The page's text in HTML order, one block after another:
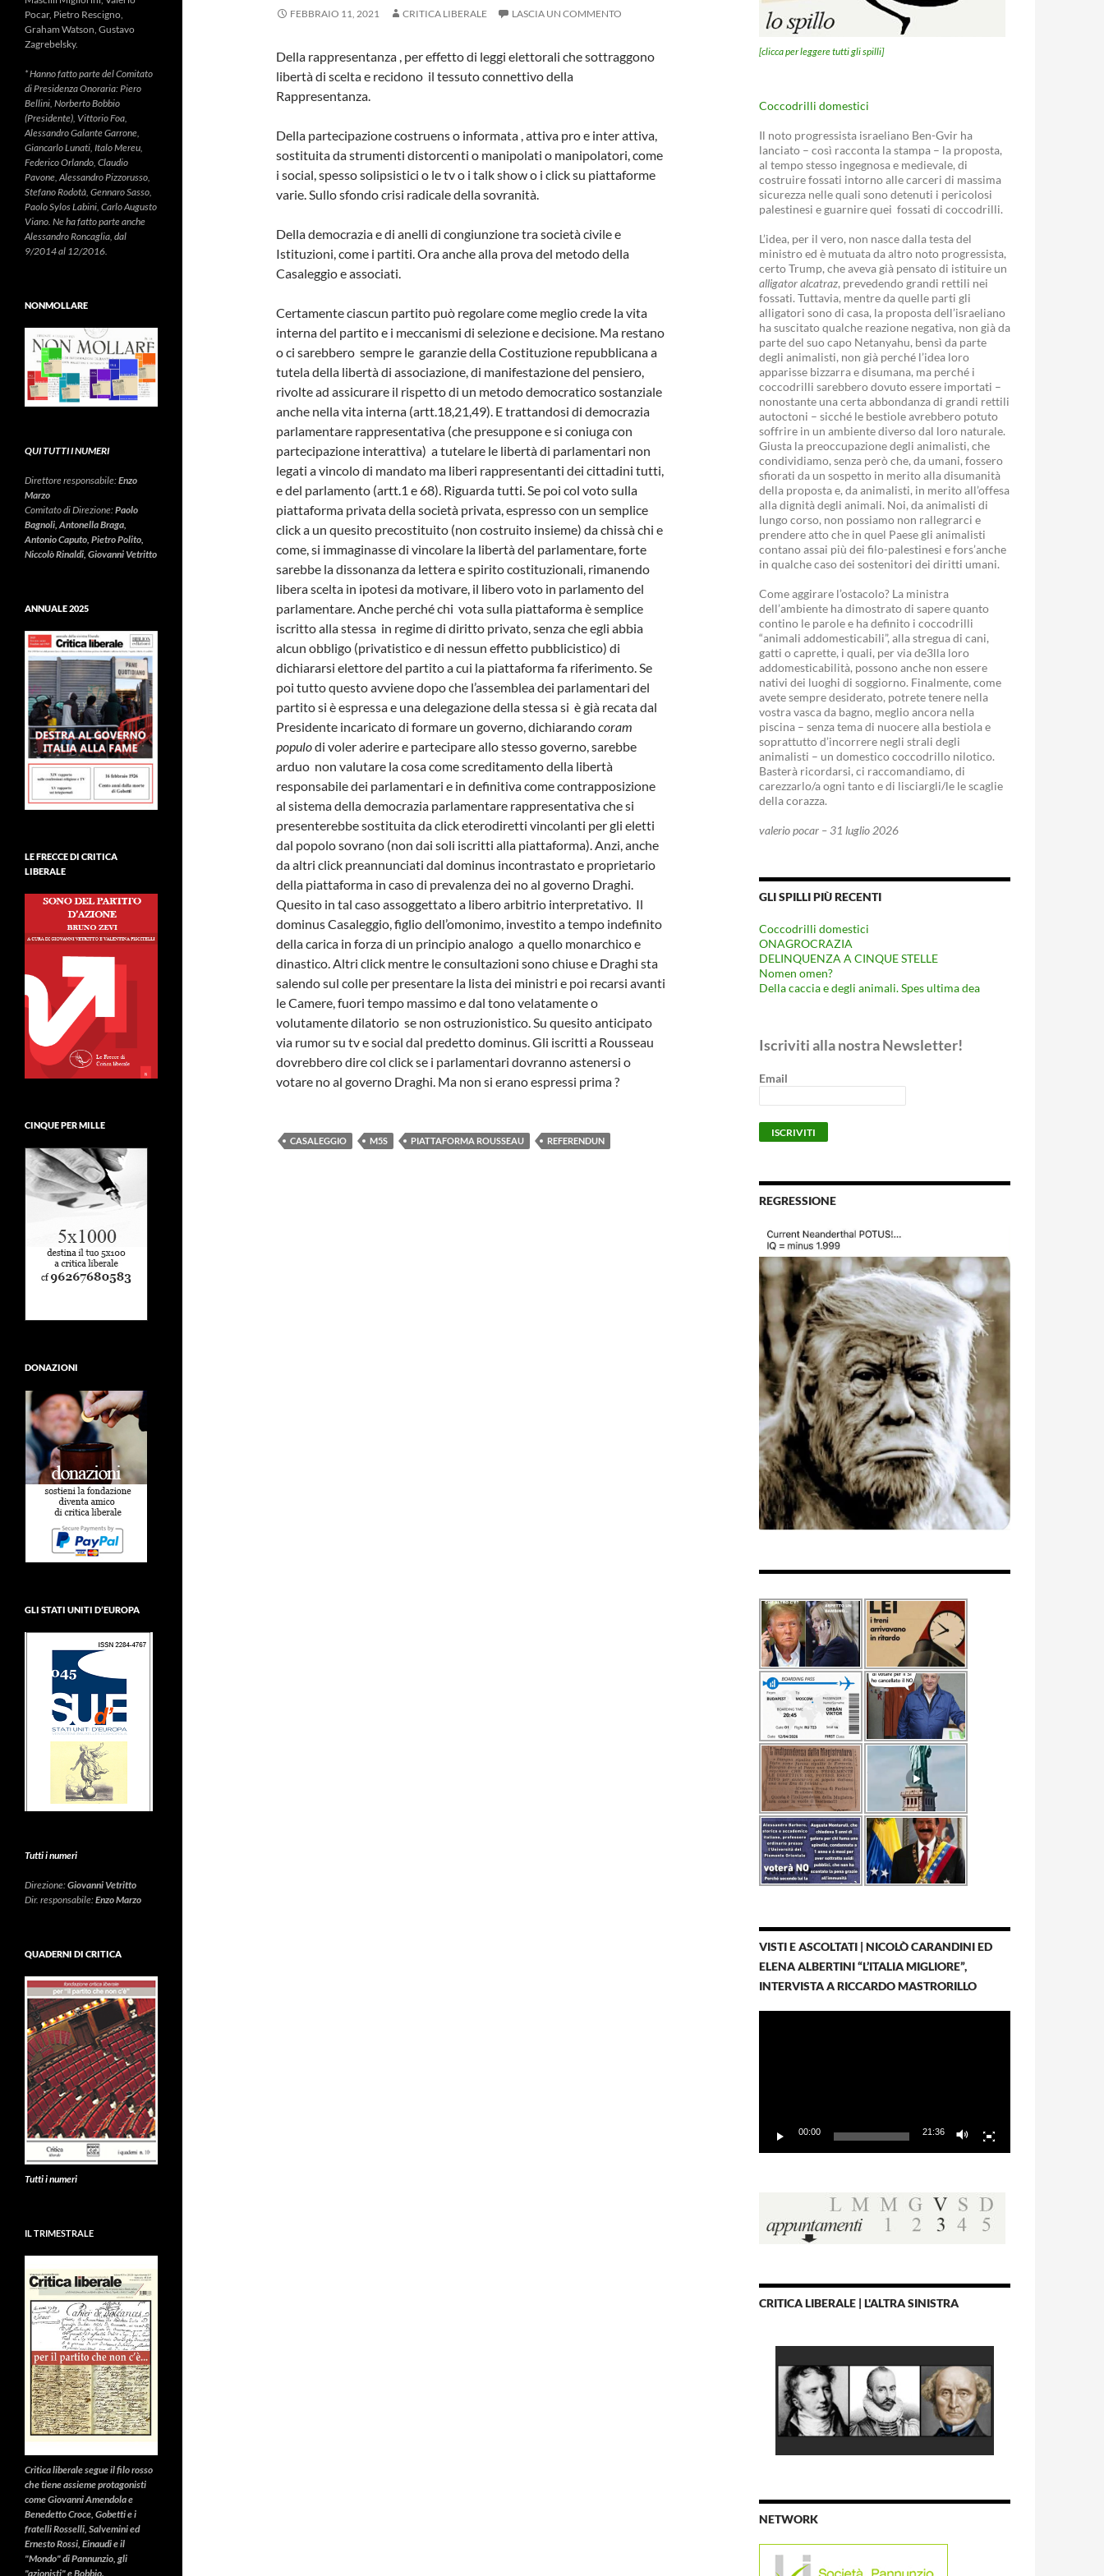
FEBBRAIO 11, 2021 CRITICA LIBERALE LASCIA UN COMMENTO
Della rappresentanza , per effetto di leggi elettorali che sottraggono
libertà di scelta e recidono il tessuto connettivo della
Rappresentanza.
Della partecipazione costruens o informata , attiva pro e inter attiva,
sostituita da strumenti distorcenti o manipolati o manipolatori, come
i social, spesso solipsistici o le tv o i talk show o i click su piattaforme
varie. Sullo sfondo crisi radicale della sovranità.
Della democrazia e di anelli di congiunzione tra società civile e
Istituzioni, come i partiti. Ora anche alla prova del metodo della
Casaleggio e associati.
Certamente ciascun partito può regolare come meglio crede la vita
interna del partito e i meccanismi di selezione e decisione. Ma restano
o ci sarebbero sempre le garanzie della Costituzione repubblicana a
tutela della libertà di associazione, di manifestazione del pensiero,
rivolte ad assicurare il rispetto di un metodo democratico sostanziale
anche nella vita interna (artt.18,21,49). E trattandosi di democrazia
parlamentare rappresentativa (che presuppone e si coniuga con
partecipazione interattiva) a tutelare le libertà di parlamentari non
legati a vincolo di mandato ma liberi rappresentanti dei cittadini tutti,
e del parlamento (artt.1 e 68). Riguarda tutti. Se poi col voto sulla
piattaforma privata della società privata, espresso con un semplice
click a un quesito precostituito (non costruito insieme) da chissà chi e
come, si immaginasse di vincolare la libertà del parlamentare, forte
sarebbe la dissonanza da lettera e spirito costituzionali, rimanendo
libera scelta in ipotesi da motivare, il libero voto in parlamento del
parlamentare. Anche perché chi vota sulla piattaforma è semplice
iscritto alla stessa in regime di diritto privato, senza che egli abbia
alcun obbligo (privatistico e di nessun effetto pubblicistico) di
dichiararsi elettore del partito a cui la piattaforma fa riferimento. Se
poi tutto questo avviene dopo che l’assemblea dei parlamentari del
partito si è espressa e una delegazione della stessa si è già recata dal
Presidente incaricato di formare un governo, dichiarandocoram
populodi voler aderire e partecipare allo stesso governo, sarebbe
arduo non valutare la cosa come screditamento della libertà
responsabile dei parlamentari e in definitiva come contrapposizione
al sistema della democrazia parlamentare rappresentativa che si
presenterebbe sostituita da click eterodiretti vincolanti per gli eletti
dal popolo sovrano (non dai soli iscritti alla piattaforma). Anzi, anche
da altri click preannunciati dal dominus incontrastato e proprietario
della piattaforma in caso di prevalenza dei no al governo Draghi.
Quesito in tal caso assoggettato a libero arbitrio interpretativo. Il
dominus Casaleggio, figlio dell’omonimo, investito a tempo indefinito
della carica in forza di un principio analogo a quello monarchico e
dinastico. Altri click mentre le consultazioni sono chiuse e Draghi sta
salendo sul colle per presentare la lista dei ministri e poi recarsi avanti
le Camere, fuori tempo massimo e dal tono velatamente o
volutamente dilatorio se non ostruzionistico. Su quesito anticipato
via rumor su tv e social dal predetto dominus. Gli iscritti a Rousseau
dovrebbero dire col click se i parlamentari dovranno astenersi o
votare no al governo Draghi. Ma non si erano espressi prima ?
CASALEGGIO M5S PIATTAFORMA ROUSSEAU REFERENDUN
[clicca per leggere tutti gli spilli]
Coccodrilli domestici
Il noto progressista israeliano Ben-Gvir ha
lanciato – così racconta la stampa – la proposta,
al tempo stesso ingegnosa e medievale, di
costruire fossati intorno alle carceri di massima
sicurezza nelle quali sono detenuti i pericolosi
palestinesi e guarnire quei fossati di coccodrilli.
L’idea, per il vero, non nasce dalla testa del
ministro ed è mutuata da altro noto progressista,
certo Trump, che aveva già pensato di istituire un
alligator alcatraz, prevedendo grandi rettili nei
fossati. Tuttavia, mentre da quelle parti gli
alligatori sono di casa, la proposta dell’israeliano
ha suscitato qualche reazione negativa, non già da
parte del suo capo Netanyahu, bensì da parte
degli animalisti, non già perché l’idea loro
apparisse bizzarra e disumana, ma perché i
coccodrilli sarebbero dovuto essere importati –
nonostante una certa abbondanza di grandi rettili
autoctoni – sicché le bestiole avrebbero potuto
soffrire in un ambiente diverso dal loro naturale.
Giusta la preoccupazione degli animalisti, che
condividiamo, senza però che, da umani, fossero
sfiorati da un sospetto in merito alla disumanità
della proposta e, da animalisti, in merito all’offesa
alla dignità degli animali. Noi, da animalisti di
lungo corso, non possiamo non rallegrarci e
prendere atto che in quel Paese gli animalisti
contano assai più dei filo-palestinesi e fors’anche
in qualche caso dei sostenitori dei diritti umani.
Come aggirare l’ostacolo? La ministra
dell’ambiente ha dimostrato di sapere quanto
contino le parole e ha definito i coccodrilli
“animali addomesticabili”, alla stregua di cani,
gatti o caprette, i quali, per via de3lla loro
addomesticabilità, possono anche non essere
nativi dei luoghi di soggiorno. Finalmente, come
avete sempre desiderato, potrete tenere nella
vostra vasca da bagno, meglio ancora nella
piscina – senza tema di nuocere alla bestiola e
soprattutto d’incorrere negli strali degli
animalisti – un domestico coccodrillo nilotico.
Basterà ricordarsi, ci raccomandiamo, di
carezzarlo/a ogni tanto e di lisciargli/le le scaglie
della corazza.
valerio pocar – 31 luglio 2026
GLI SPILLI PIÙ RECENTI
Coccodrilli domestici
ONAGROCRAZIA
DELINQUENZA A CINQUE STELLE
Nomen omen?
Della caccia e degli animali. Spes ultima dea
Iscriviti alla nostra Newsletter!
Email
REGRESSIONE
VISTI E ASCOLTATI | NICOLÒ CARANDINI ED
ELENA ALBERTINI “L’ITALIA MIGLIORE”,
INTERVISTA A RICCARDO MASTRORILLO
00:00 21:36
CRITICA LIBERALE | L'ALTRA SINISTRA
NETWORK
Pocar, Pietro Rescigno,
Graham Watson, Gustavo
Zagrebelsky.
* Hanno fatto parte del Comitato
di Presidenza Onoraria: Piero
Bellini, Norberto Bobbio
(Presidente), Vittorio Foa,
Alessandro Galante Garrone,
Giancarlo Lunati, Italo Mereu,
Federico Orlando, Claudio
Pavone, Alessandro Pizzorusso,
Stefano Rodotà, Gennaro Sasso,
Paolo Sylos Labini, Carlo Augusto
Viano. Ne ha fatto parte anche
Alessandro Roncaglia, dal
9/2014 al 12/2016.
NONMOLLARE
QUI TUTTI I NUMERI
Direttore responsabile:Enzo
Marzo
Comitato di Direzione:Paolo
Bagnoli, Antonella Braga,
Antonio Caputo, Pietro Polito,
Niccolò Rinaldi, Giovanni Vetritto
ANNUALE 2025
LE FRECCE DI CRITICA
LIBERALE
CINQUE PER MILLE
DONAZIONI
GLI STATI UNITI D’EUROPA
Tutti i numeri
Direzione:Giovanni Vetritto
Dir. responsabile:Enzo Marzo
QUADERNI DI CRITICA
Tutti i numeri
IL TRIMESTRALE
Critica liberalesegue il filo rosso
che tiene assieme protagonisti
come Giovanni Amendola e
Benedetto Croce, Gobetti e i
fratelli Rosselli, Salvemini ed
Ernesto Rossi, Einaudi e il
"Mondo" di Pannunzio, gli
"azionisti" e Bobbio.